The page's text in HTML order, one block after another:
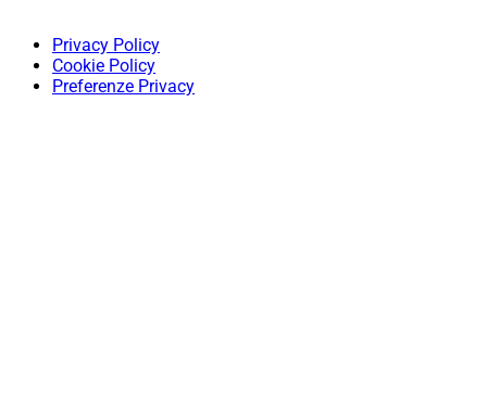
Privacy Policy
Cookie Policy
Preferenze Privacy